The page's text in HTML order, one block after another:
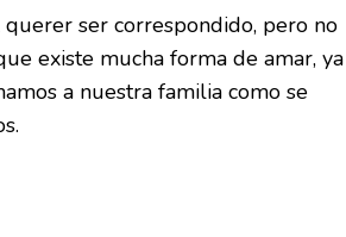
ser correspondido, pero no
existe mucha forma de amar, ya
a nuestra familia como se